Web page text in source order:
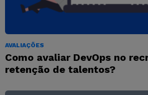
AVALIAÇÕES
Como avaliar DevOps no
retenção de talentos?